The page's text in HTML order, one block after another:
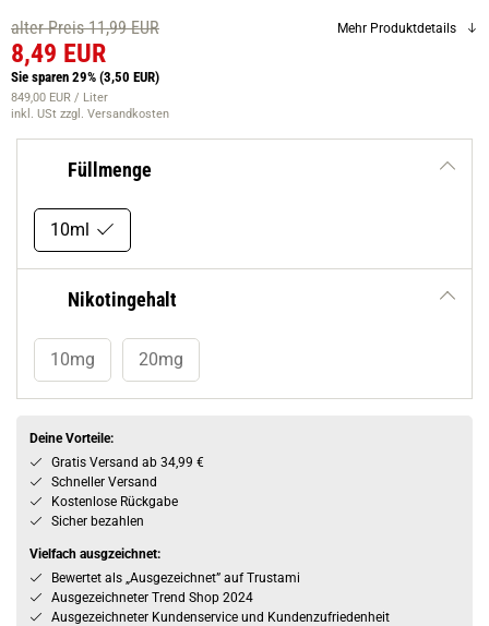
alter Preis 11,99 EUR
8,49 EUR
Sie sparen 29% (3,50 EUR)
849,00 EUR / Liter
inkl. USt zzgl. Versandkosten
Mehr Produktdetails
Füllmenge
10ml
Nikotingehalt
10mg 20mg
Deine Vorteile:
Gratis Versand ab 34,99 €
Schneller Versand
Kostenlose Rückgabe
Sicher bezahlen
Vielfach ausgzeichnet:
Bewertet als „Ausgezeichnet” auf Trustami
Ausgezeichneter Trend Shop 2024
Ausgezeichneter Kundenservice und Kundenzufriedenheit